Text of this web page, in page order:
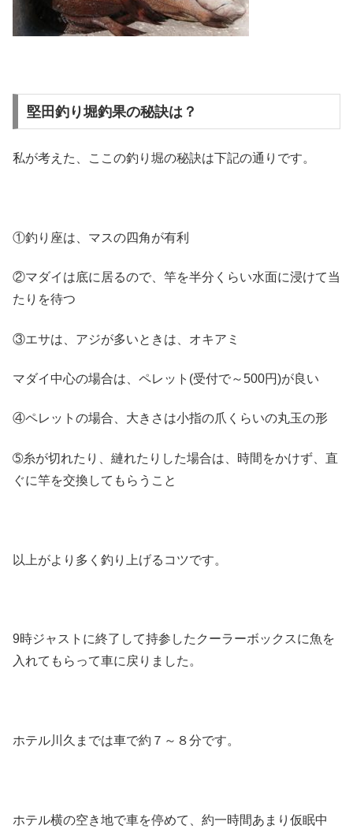
堅田釣り堀釣果の秘訣は？
私が考えた、ここの釣り堀の秘訣は下記の通りです。
①釣り座は、マスの四角が有利
②マダイは底に居るので、竿を半分くらい水面に浸けて当
たりを待つ
③エサは、アジが多いときは、オキアミ
マダイ中心の場合は、ペレット(受付で～500円)が良い
④ペレットの場合、大きさは小指の爪くらいの丸玉の形
➄糸が切れたり、縺れたりした場合は、時間をかけず、直
ぐに竿を交換してもらうこと
以上がより多く釣り上げるコツです。
9時ジャストに終了して持参したクーラーボックスに魚を
入れてもらって車に戻りました。
ホテル川久までは車で約７～８分です。
ホテル横の空き地で車を停めて、約一時間あまり仮眠中